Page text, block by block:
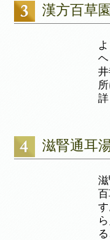
漢方百草
滋腎通耳